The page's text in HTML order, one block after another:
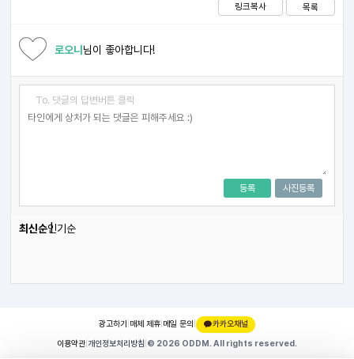
링크복사 목록
로오니 님이 좋아합니다!
To. 댓글의 답변버튼 클릭
사진등록
등록
최신순인기순
광고하기 매체 제휴 메일 문의 |
카카오채널
이용약관 개인정보처리방침 © 2026 ODDM. All rights reserved.